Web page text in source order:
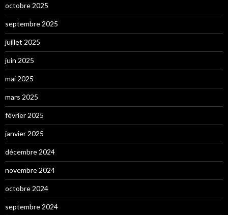
octobre 2025
septembre 2025
juillet 2025
juin 2025
mai 2025
mars 2025
février 2025
janvier 2025
décembre 2024
novembre 2024
octobre 2024
septembre 2024